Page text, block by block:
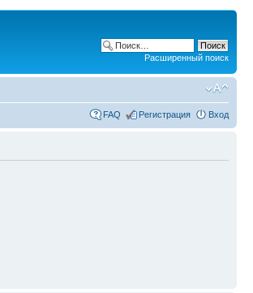
Расширенный поиск
FAQ Регистрация Вход